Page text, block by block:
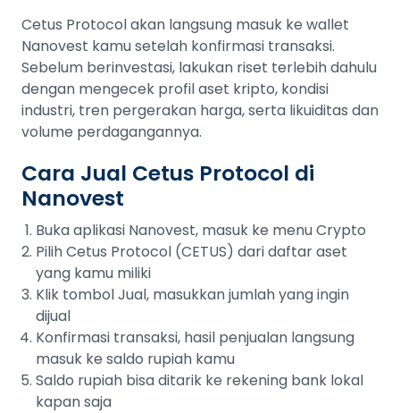
Cetus Protocol akan langsung masuk ke wallet
Nanovest kamu setelah konfirmasi transaksi.
Sebelum berinvestasi, lakukan riset terlebih dahulu
dengan mengecek profil aset kripto, kondisi
industri, tren pergerakan harga, serta likuiditas dan
volume perdagangannya.
Cara Jual Cetus Protocol di
Nanovest
Buka aplikasi Nanovest, masuk ke menu Crypto
Pilih Cetus Protocol (CETUS) dari daftar aset
yang kamu miliki
Klik tombol Jual, masukkan jumlah yang ingin
dijual
Konfirmasi transaksi, hasil penjualan langsung
masuk ke saldo rupiah kamu
Saldo rupiah bisa ditarik ke rekening bank lokal
kapan saja